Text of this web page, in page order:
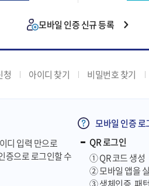
모바일 인증 신규 등록
청 아이디 찾기 비밀번호 찾기
디 입력 만으로
증으로 로그인할 수
모바일 인증 로
QR 로그인
① QR 코드 생성
② 모바일 앱을